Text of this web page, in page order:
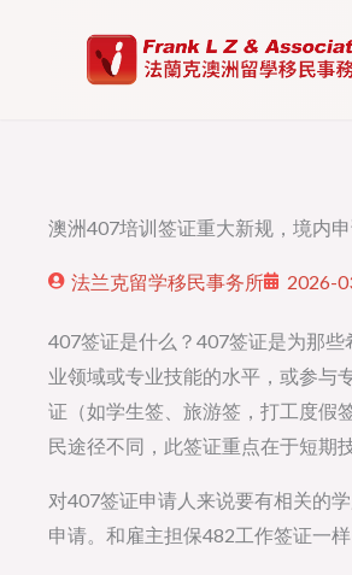
澳洲407培训签证重大新规，境内申
法兰克留学移民事务所 2026-
407签证是什么？407签证是为那
业领域或专业技能的水平，或参与
证（如学生签、旅游签，打工度假
民途径不同，此签证重点在于短期
对407签证申请人来说要有相关的
申请。和雇主担保482工作签证一